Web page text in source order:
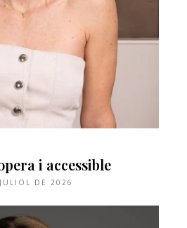
i accessible
DE 2026